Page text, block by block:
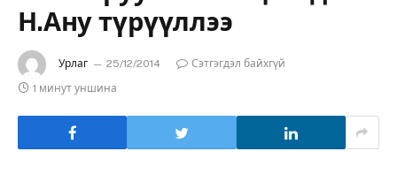
Н.Ану түрүүллээ
Урлаг 25/12/2014
Сэтгэгдэл байхгүй
1 минут уншина